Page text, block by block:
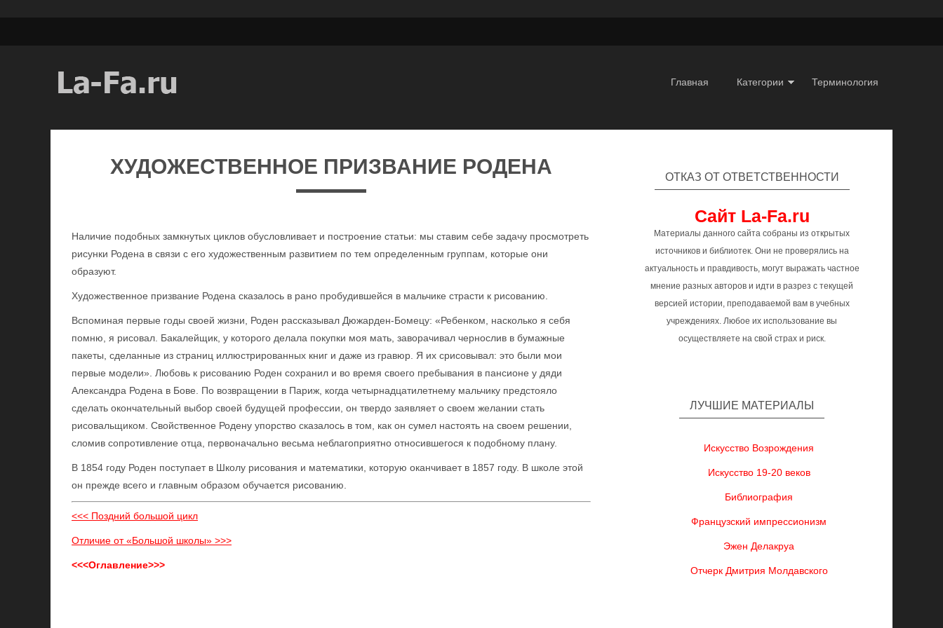
Главная Категории Терминология
ХУДОЖЕСТВЕННОЕ ПРИЗВАНИЕ РОДЕНА
Наличие подобных замкнутых циклов обусловливает и построение статьи: мы ставим себе задачу просмотреть
рисунки Родена в связи с его художественным развитием по тем определенным группам, которые они
образуют.
Художественное призвание Родена сказалось в рано пробудившейся в мальчике страсти к рисованию.
Вспоминая первые годы своей жизни, Роден рассказывал Дюжарден-Бомецу: «Ребенком, насколько я себя
помню, я рисовал. Бакалейщик, у которого делала покупки моя мать, заворачивал чернослив в бумажные
пакеты, сделанные из страниц иллюстрированных книг и даже из гравюр. Я их срисовывал: это были мои
первые модели». Любовь к рисованию Роден сохранил и во время своего пребывания в пансионе у дяди
Александра Родена в Бове. По возвращении в Париж, когда четырнадцатилетнему мальчику предстояло
сделать окончательный выбор своей будущей профессии, он твердо заявляет о своем желании стать
рисовальщиком. Свойственное Родену упорство сказалось в том, как он сумел настоять на своем решении,
сломив сопротивление отца, первоначально весьма неблагоприятно относившегося к подобному плану.
В 1854 году Роден поступает в Школу рисования и математики, которую оканчивает в 1857 году. В школе этой
он прежде всего и главным образом обучается рисованию.
<<< Поздний большой цикл
Отличие от «Большой школы» >>>
<<<Оглавление>>>
ОТКАЗ ОТ ОТВЕТСТВЕННОСТИ
Сайт La-Fa.ru
Материалы данного сайта собраны из открытых
источников и библиотек. Они не проверялись на
актуальность и правдивость, могут выражать частное
мнение разных авторов и идти в разрез с текущей
версией истории, преподаваемой вам в учебных
учреждениях. Любое их использование вы
осуществляете на свой страх и риск.
ЛУЧШИЕ МАТЕРИАЛЫ
Искусство Возрождения
Искусство 19-20 веков
Библиография
Французский импрессионизм
Эжен Делакруа
Отчерк Дмитрия Молдавского